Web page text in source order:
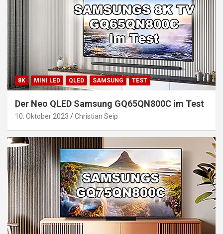
8K MINI LED QLED SAMSUNG TEST
Der Neo QLED Samsung GQ65QN800C im Test
10. Oktober 2023 Christian Seip